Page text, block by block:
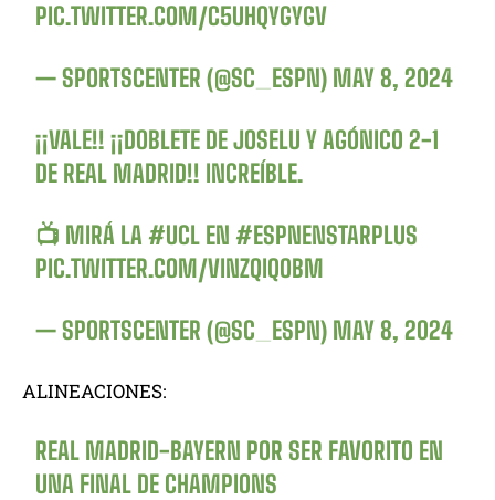
PIC.TWITTER.COM/C5UHQYGYGV
— SPORTSCENTER (@SC_ESPN) MAY 8, 2024
¡¡VALE!! ¡¡DOBLETE DE JOSELU Y AGÓNICO 2-1
DE REAL MADRID!! INCREÍBLE.
📺 MIRÁ LA#UCL EN#ESPNENSTARPLUS
PIC.TWITTER.COM/VINZQIQOBM
— SPORTSCENTER (@SC_ESPN) MAY 8, 2024
ALINEACIONES:
REAL MADRID-BAYERN POR SER FAVORITO EN
UNA FINAL DE CHAMPIONS